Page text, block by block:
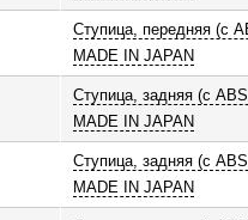
Ступица, передняя (с
MADE IN JAPAN
Ступица, задняя (с
MADE IN JAPAN
Ступица, задняя (с
MADE IN JAPAN